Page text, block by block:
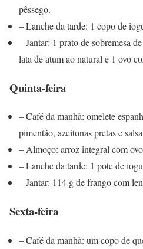
pêssego.
– Lanche da tarde: 1 copo de
– Jantar: 1 prato de sobremesa
lata de atum ao natural e 1 ovo
Quinta-feira
– Café da manhã: omelete
pimentão, azeitonas pretas e
– Almoço: arroz integral com
– Lanche da tarde: 1 pote de
– Jantar: 114 g de frango com
Sexta-feira
– Café da manhã: um copo de